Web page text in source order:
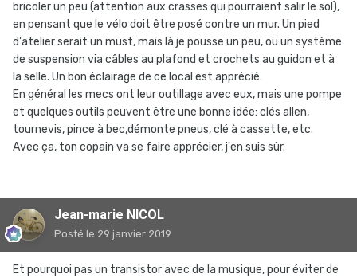
bricoler un peu (attention aux crasses qui pourraient salir le sol),
en pensant que le vélo doit être posé contre un mur. Un pied
d'atelier serait un must, mais là je pousse un peu, ou un système
de suspension via câbles au plafond et crochets au guidon et à
la selle. Un bon éclairage de ce local est apprécié.
En général les mecs ont leur outillage avec eux, mais une pompe
et quelques outils peuvent être une bonne idée: clés allen,
tournevis, pince à bec,démonte pneus, clé à cassette, etc.
Avec ça, ton copain va se faire apprécier, j'en suis sûr.
Jean-marie NICOL
Posté le 29 janvier 2019
Et pourquoi pas un transistor avec de la musique, pour éviter de